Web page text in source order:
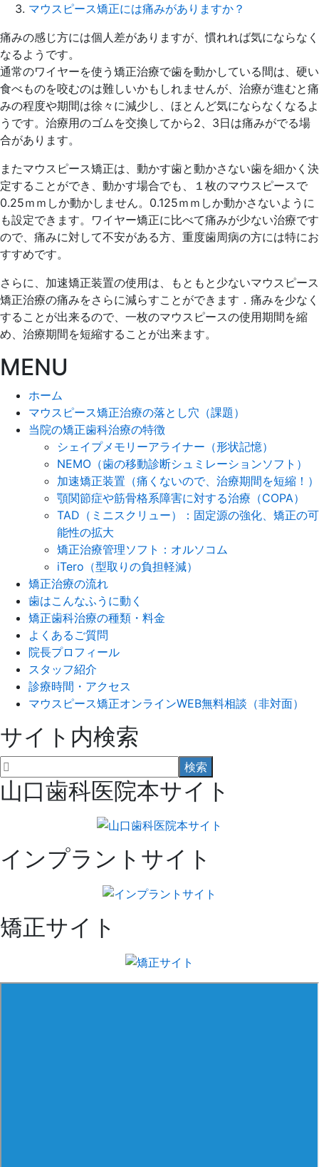
マウスピース矯正には痛みがありますか？
2025
年
1
月
22
日
痛みの感じ方には個人差がありますが、慣れれば気にならなく
なるようです。
通常のワイヤーを使う矯正治療で歯を動かしている間は、硬い
食べものを咬むのは難しいかもしれませんが、治療が進むと痛
みの程度や期間は徐々に減少し、ほとんど気にならなくなるよ
うです。治療用のゴムを交換してから2、3日は痛みがでる場
合があります。
またマウスピース矯正は、動かす歯と動かさない歯を細かく決
定することができ、動かす場合でも、１枚のマウスピースで
0.25ｍｍしか動かしません。0.125ｍｍしか動かさないように
も設定できます。ワイヤー矯正に比べて痛みが少ない治療です
ので、痛みに対して不安がある方、重度歯周病の方には特にお
すすめです。
さらに、加速矯正装置の使用は、もともと少ないマウスピース
矯正治療の痛みをさらに減らすことができます．痛みを少なく
することが出来るので、一枚のマウスピースの使用期間を縮
め、治療期間を短縮することが出来ます。
MENU
ホーム
マウスピース矯正治療の落とし穴（課題）
当院の矯正歯科治療の特徴
シェイプメモリーアライナー（形状記憶）
NEMO（歯の移動診断シュミレーションソフト）
加速矯正装置（痛くないので、治療期間を短縮！）
顎関節症や筋骨格系障害に対する治療（COPA）
TAD（ミニスクリュー）：固定源の強化、矯正の可
能性の拡大
矯正治療管理ソフト：オルソコム
iTero（型取りの負担軽減）
矯正治療の流れ
歯はこんなふうに動く
矯正歯科治療の種類・料金
よくあるご質問
院長プロフィール
スタッフ紹介
診療時間・アクセス
マウスピース矯正オンラインWEB無料相談（非対面）
サイト内検索
山口歯科医院本サイト
インプラントサイト
矯正サイト